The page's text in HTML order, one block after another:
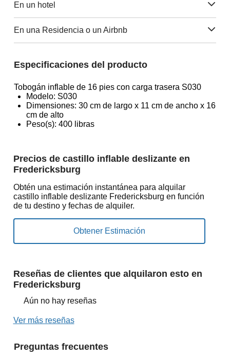
En un hotel
En una Residencia o un Airbnb
Especificaciones del producto
Tobogán inflable de 16 pies con carga trasera S030
Modelo: S030
Dimensiones: 30 cm de largo x 11 cm de ancho x 16
cm de alto
Peso(s): 400 libras
Precios de castillo inflable deslizante en
Fredericksburg
Obtén una estimación instantánea para alquilar
castillo inflable deslizante Fredericksburg en función
de tu destino y fechas de alquiler.
Reseñas de clientes que alquilaron esto en
Fredericksburg
Aún no hay reseñas
Ver más reseñas
Preguntas frecuentes